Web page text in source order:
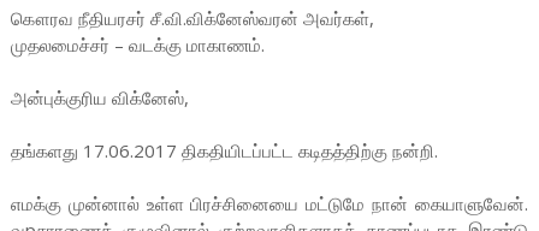
கௌரவ நீதியரசர் சீ.வி.விக்னேஸ்வரன் அவர்கள்,
முதலமைச்சர் – வடக்கு மாகாணம்.
அன்புக்குரிய விக்னேஸ்,
தங்களது 17.06.2017 திகதியிடப்பட்ட கடிதத்திற்கு நன்றி.
எமக்கு முன்னால் உள்ள பிரச்சினையை மட்டுமே நான் கையாளுவேன்.